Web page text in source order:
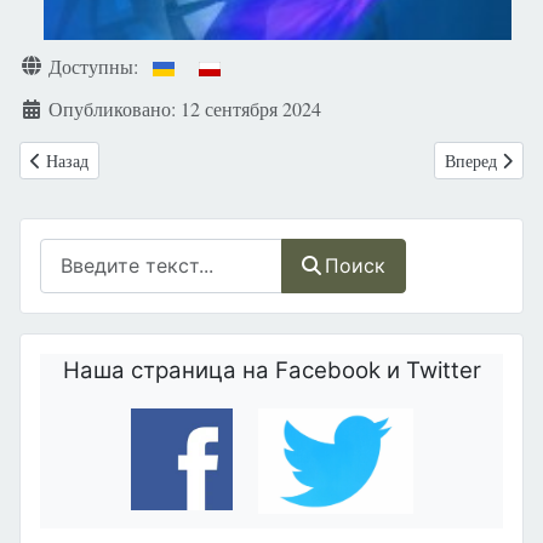
Поиск
Наша страница на Facebook и Twitter
Доступны:
Опубликовано: 12 сентября 2024
Предыдущий: Приглашаем вас на серию Life Talks под названием:
Назад Следующий:
Вперед